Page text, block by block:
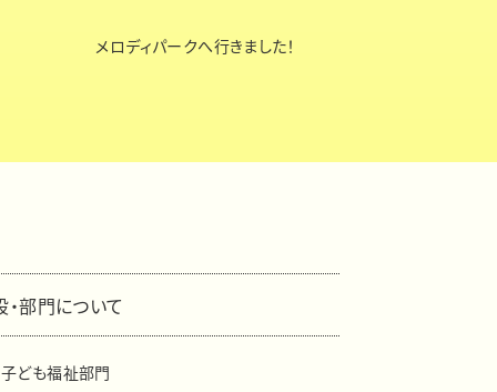
メロディパークへ行きました！
・部門について
子ども福祉部門